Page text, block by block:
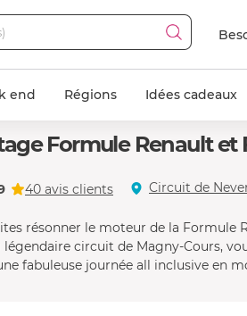
end Régions Idées cadeaux
Formule Renault et
40 avis clients Circuit de
résonner le moteur de la Formule
légendaire circuit de Magny-Cours,
fabuleuse journée all inclusive en